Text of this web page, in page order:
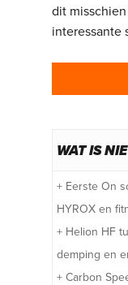
dit
interessante
WAT IS
+ Eerste On
HYROX en
+ Helion HF
demping en
+ Carbon